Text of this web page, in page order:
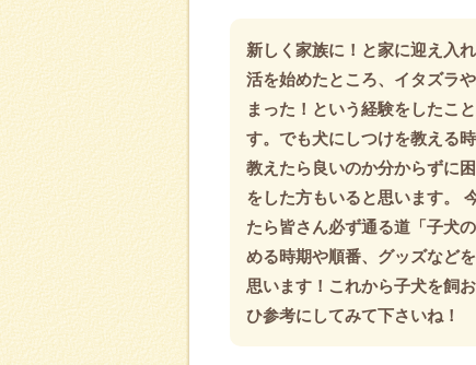
新しく家族に！と家に迎え入
活を始めたところ、イタズラ
まった！という経験をしたこ
す。でも犬にしつけを教える
教えたら良いのか分からずに
をした方もいると思います。
たら皆さん必ず通る道「子犬
める時期や順番、グッズなど
思います！これから子犬を飼
ひ参考にしてみて下さいね！